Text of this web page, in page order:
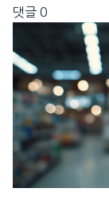
댓글 0